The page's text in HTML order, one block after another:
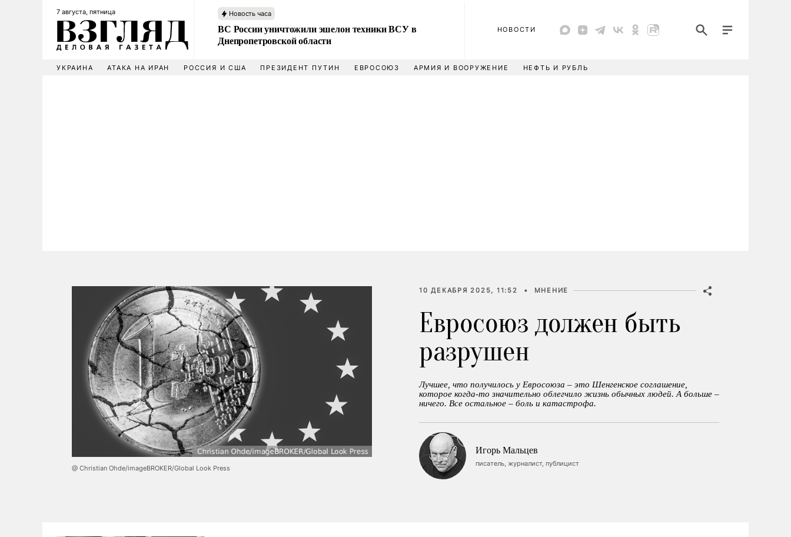
7 августа, пятница Новость часа
ВС России уничтожили эшелон техники ВСУ в
Днепропетровской области
НОВОСТИ
УКРАИНА АТАКА НА ИРАН РОССИЯ И США ПРЕЗИДЕНТ ПУТИН ЕВРОСОЮЗ АРМИЯ И ВООРУЖЕНИЕ НЕФТЬ И РУБЛЬ
@ Christian Ohde/imageBROKER/Global Look Press
10 ДЕКАБРЯ 2025, 11:52 • МНЕНИЕ
Евросоюз должен быть
разрушен
Лучшее, что получилось у Евросоюза – это Шенгенское соглашение,
которое когда-то значительно облегчило жизнь обычных людей. А больше –
ничего. Все остальное – боль и катастрофа.
Игорь Мальцев
писатель, журналист, публицист